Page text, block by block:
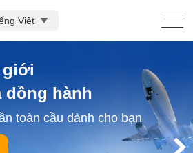
Việt
giới
dồng hành
toàn cầu dành cho bạn